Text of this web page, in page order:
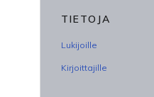
TIETOJA
Lukijoille
Kirjoittajille